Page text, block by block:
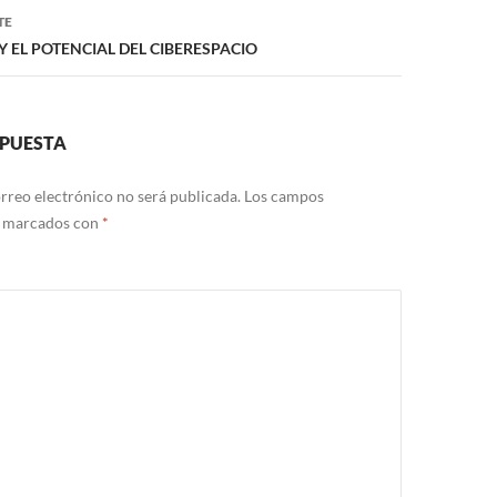
EL POTENCIAL DEL CIBERESPACIO
electrónico no será publicada. Los campos
con *